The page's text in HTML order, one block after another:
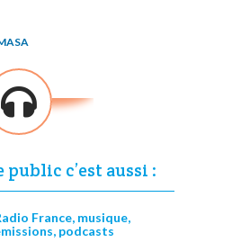
public c’est aussi :
France, musique,
podcasts